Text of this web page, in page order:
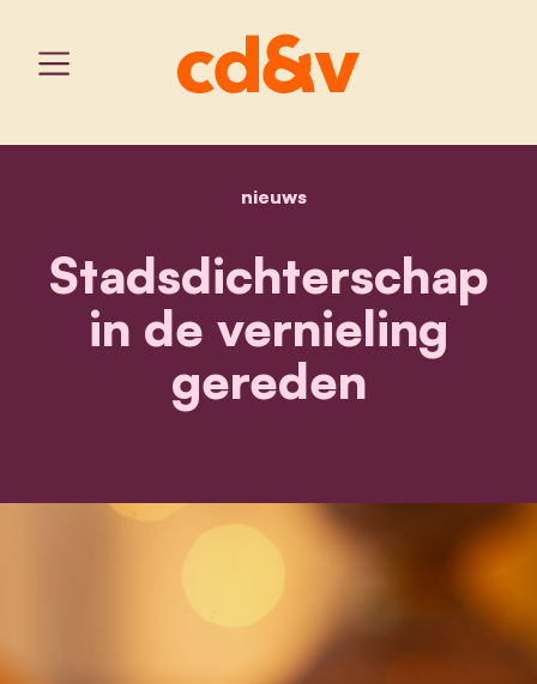
home
nieuwsstadsdichterschap in de
Stadsdichterschap
in de vernieling
gereden